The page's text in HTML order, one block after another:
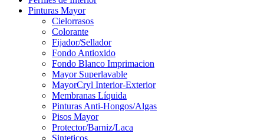
Pinturas Mayor
Cielorrasos
Colorante
Fijador/Sellador
Fondo Antioxido
Fondo Blanco Imprimacion
Mayor Superlavable
MayorCryl Interior-Exterior
Membranas Líquida
Pinturas Anti-Hongos/Algas
Pisos Mayor
Protector/Barniz/Laca